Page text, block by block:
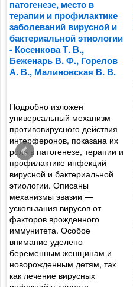
патогенезе, место в
терапии и профилактике
заболеваний вирусной и
бактериальной этиологии
- Косенкова Т. В.,
Беженарь В. Ф., Горелов
А. В., Малиновская В. В.
Подробно изложен
универсальный механизм
противовирусного действия
интерферонов, показана их
роль в патогенезе, терапии и
профилактике инфекций
вирусной и бактериальной
этиологии. Описаны
механизмы эвазии —
ускользания вирусов от
факторов врожденного
иммунитета. Особое
внимание уделено
беременным женщинам и
новорожденным детям, так
как лечение вирусных